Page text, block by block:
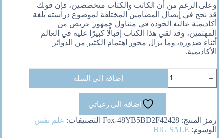
وعلى الرغم من أن الكاتب والكتاب متخصصين، فإن فونك
قد نجح في إيصال المضامين المختلفة لموضوع دراسته بلغة
أكاديمية عالية الجودة في متناول جمهور عريض من
المهتمين، وقد لقي هذا الكتاب إقبالًا كبيرًا عليه في العالم
أثناء صدوره، وما يزال محور اهتمام الكثير من الدوائر
الأكاديمية.
الانا
والنحن
النفسى
لانسان
ما
إضافة إلى السلة
اضافة الى رغباتي
رمز المنتج: Fox-48YB5BD2F42428 التصنيفات: علم نفس
الوسوم: BIG SALE